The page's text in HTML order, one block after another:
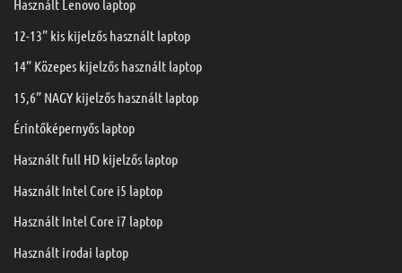
Használt Lenovo laptop
12-13” kis kijelzős használt laptop
14” Közepes kijelzős használt laptop
15,6” NAGY kijelzős használt laptop
Érintőképernyős laptop
Használt full HD kijelzős laptop
Használt Intel Core i5 laptop
Használt Intel Core i7 laptop
Használt irodai laptop